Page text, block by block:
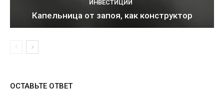
ИНВЕСТИЦИИ
Капельница от запоя, как конструктор
ОСТАВЬТЕ ОТВЕТ